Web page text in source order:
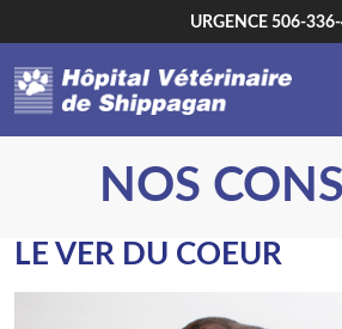
URGENCE 506-
L’ÉQUIPE
NOS SERVICES
NOS
LE VER DU COEUR